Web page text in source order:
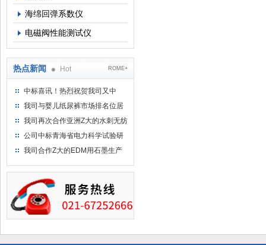
海绵回弹系数仪
电磁阀性能测试仪
热点新闻 Hot ROME+
中标喜讯！热烈祝贺我司又中
标！
我司与婴儿纸尿裤市场排名位居
名的全日美实业合作成功！
我司再次合作亚洲Z大的水刺无纺
布供应商-南六企业！
公司中标青海省电力科学试验研
究院！
我司合作Z大的EDM用石墨生产